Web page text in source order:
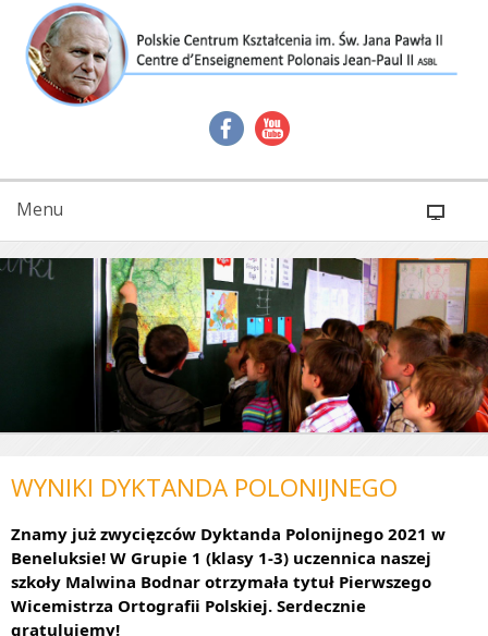
Menu
WYNIKI DYKTANDA POLONIJNEGO
Znamy już zwycięzców Dyktanda Polonijnego 2021 w
Beneluksie! W Grupie 1 (klasy 1-3) uczennica naszej
szkoły Malwina Bodnar otrzymała tytuł Pierwszego
Wicemistrza Ortografii Polskiej. Serdecznie
gratulujemy!